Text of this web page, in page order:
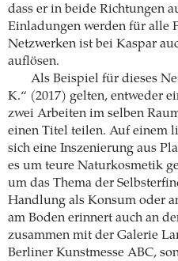
dass er in beide Richtungen
Einladungen werden für alle
Netzwerken ist bei Kaspar
auflösen.
Als Beispiel für dieses
K.“ (2017) gelten, entweder
zwei Arbeiten im selben
einen Titel teilen. Auf einem
sich eine Inszenierung aus
es um teure Naturkosmetik
um das Thema der
Handlung als Konsum oder
am Boden erinnert auch an
zusammen mit der Galerie
Berliner Kunstmesse ABC,